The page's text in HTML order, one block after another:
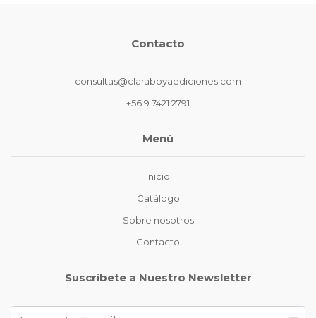
Contacto
consultas@claraboyaediciones.com
+56 9 7421 2791
Menú
Inicio
Catálogo
Sobre nosotros
Contacto
Suscríbete a Nuestro Newsletter